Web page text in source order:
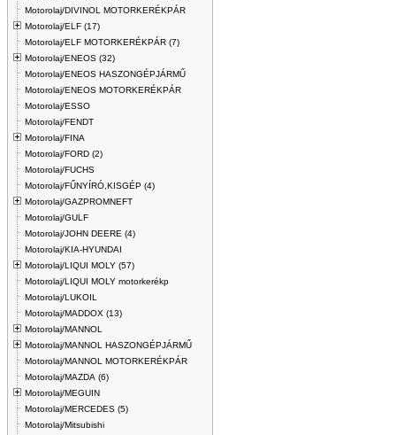
Motorolaj/DIVINOL MOTORKERÉKPÁR
Motorolaj/ELF (17)
Motorolaj/ELF MOTORKERÉKPÁR (7)
Motorolaj/ENEOS (32)
Motorolaj/ENEOS HASZONGÉPJÁRMŰ
Motorolaj/ENEOS MOTORKERÉKPÁR
Motorolaj/ESSO
Motorolaj/FENDT
Motorolaj/FINA
Motorolaj/FORD (2)
Motorolaj/FUCHS
Motorolaj/FŰNYÍRÓ,KISGÉP (4)
Motorolaj/GAZPROMNEFT
Motorolaj/GULF
Motorolaj/JOHN DEERE (4)
Motorolaj/KIA-HYUNDAI
Motorolaj/LIQUI MOLY (57)
Motorolaj/LIQUI MOLY motorkerékp
Motorolaj/LUKOIL
Motorolaj/MADDOX (13)
Motorolaj/MANNOL
Motorolaj/MANNOL HASZONGÉPJÁRMŰ
Motorolaj/MANNOL MOTORKERÉKPÁR
Motorolaj/MAZDA (6)
Motorolaj/MEGUIN
Motorolaj/MERCEDES (5)
Motorolaj/Mitsubishi